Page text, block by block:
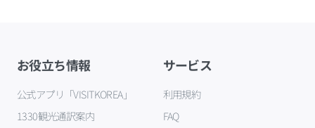
お役立ち情報
公式アプリ「VISITKOREA」
1330観光通訳案内
サービス
利用規約
FAQ